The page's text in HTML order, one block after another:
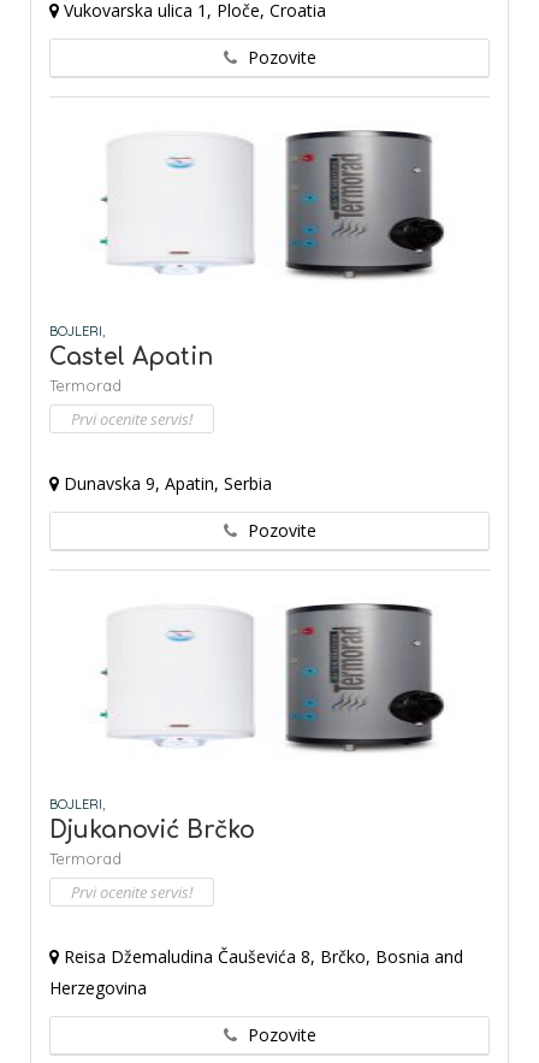
Vukovarska ulica 1, Ploče, Croatia
Pozovite
BOJLERI,
Castel Apatin
Termorad
Prvi ocenite servis!
Dunavska 9, Apatin, Serbia
Pozovite
BOJLERI,
Djukanović Brčko
Termorad
Prvi ocenite servis!
Reisa Džemaludina Čauševića 8, Brčko, Bosnia and
Herzegovina
Pozovite